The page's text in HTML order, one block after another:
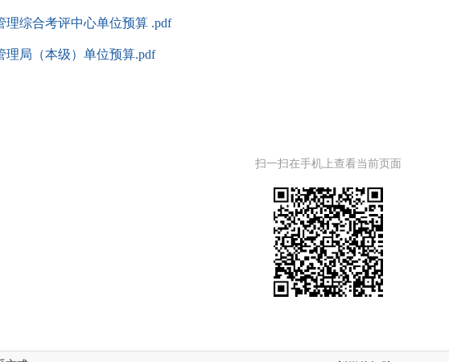
理综合考评中心单位预算 .pdf
理局（本级）单位预算.pdf
扫一扫在手机上查看当前页面